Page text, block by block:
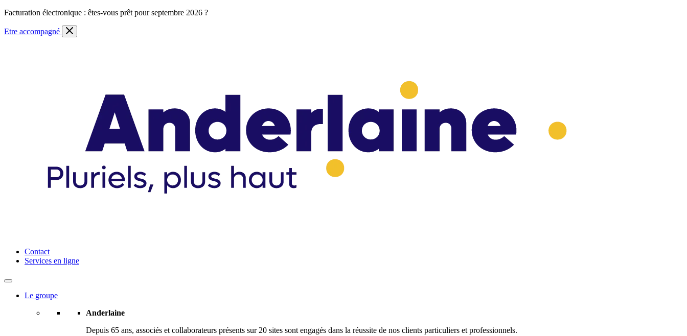
Skip
content
Facturation électronique : êtes-vous prêt pour septembre 2026 ?
Etre accompagné
Anderlaine | Conseil – Expert comptable – Avocat – Audit
Contact
Services en ligne
Le groupe
Anderlaine
Depuis 65 ans, associés et collaborateurs présents sur 20 sites sont engagés dans la réussite de nos clients particuliers et professionnels.